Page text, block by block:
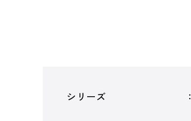
シリーズ